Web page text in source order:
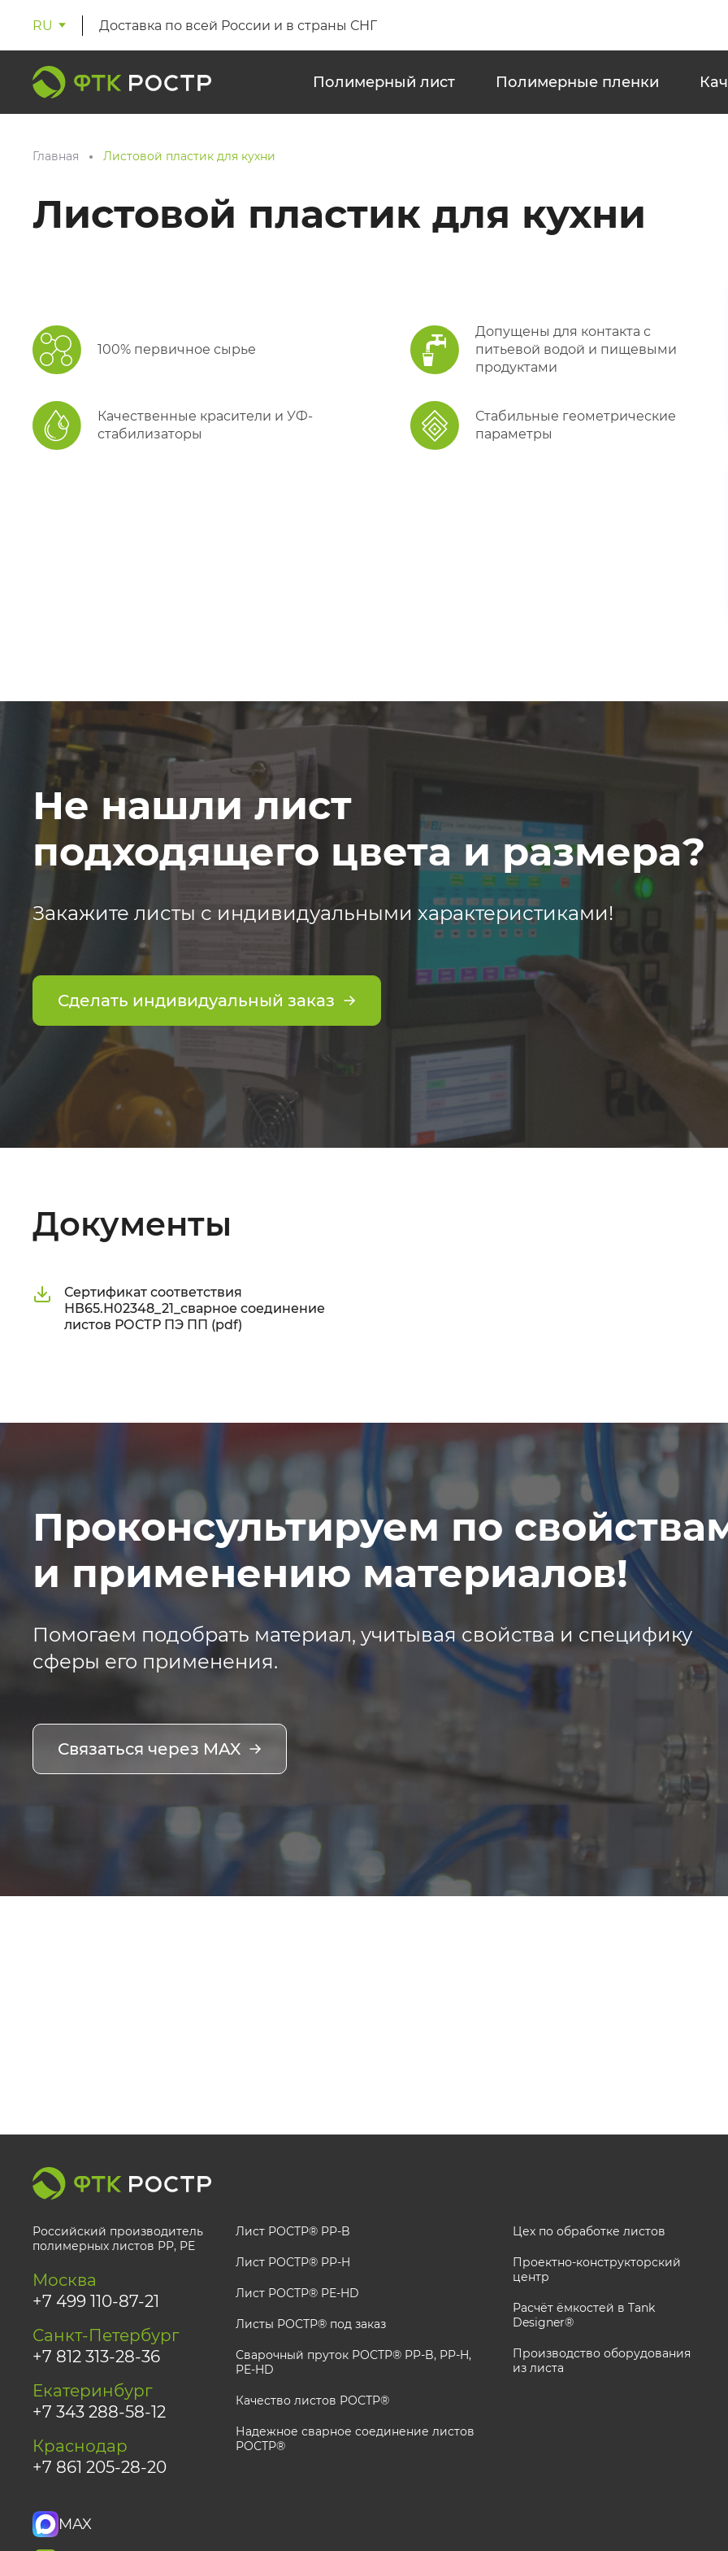
RU Доставка по всей России и в страны СНГ
Полимерный лист Полимерные пленки
Главная Листовой пластик для кухни
Листовой пластик для кухни
100% первичное сырье
Допущены для контакта с
питьевой водой и пищевыми
продуктами
Качественные красители и УФ-
стабилизаторы
Стабильные геометрические
параметры
Не нашли лист
подходящего цвета и размера?
Закажите листы с индивидуальными характеристиками!
Сделать индивидуальный заказ
Документы
Сертификат соответствия
НВ65.Н02348_21_сварное соединение
листов РОСТР ПЭ ПП (pdf)
Проконсультируем по
и применению материалов!
Помогаем подобрать материал, учитывая свойства и специфику
сферы его применения.
Связаться через MAX
Российский производитель
полимерных листов РР, PE
Москва
+7 499 110-87-21
Санкт-Петербург
+7 812 313-28-36
Екатеринбург
+7 343 288-58-12
Краснодар
+7 861 205-28-20
MAX
Лист РОСТР® PP-B
Лист РОСТР® PP-H
Лист РОСТР® PE-HD
Листы РОСТР® под заказ
Сварочный пруток РОСТР® PP-B, PP-H,
PE-HD
Качество листов РОСТР®
Надежное сварное соединение листов
РОСТР®
Цех по обработке листов
Проектно-конструкторский
центр
Расчёт ёмкостей в Tank
Designer®
Производство оборудования
из листа